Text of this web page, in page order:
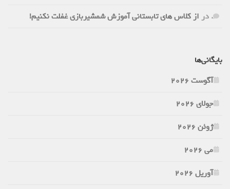
.دراز کلاس های تابستانی آموزش شمشیربازی غفلت نکنیم!
بایگانی‌ها
آگوست 2026
جولای 2026
ژوئن 2026
می 2026
آوریل 2026